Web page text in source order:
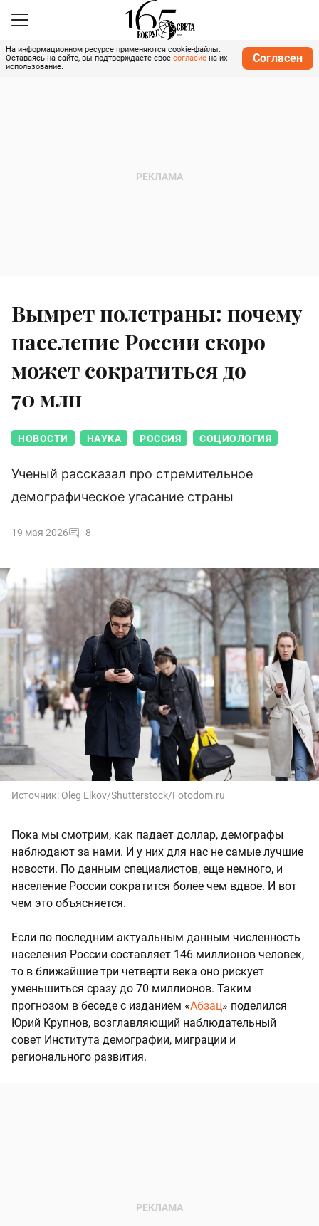
На информационном ресурсе применяются cookie-файлы.
Оставаясь на сайте, вы подтверждаете свое согласие на их
использование.
Согласен
Вымрет полстраны: почему
население России скоро
может сократиться до
70 млн
НОВОСТИ НАУКА РОССИЯ СОЦИОЛОГИЯ
Ученый рассказал про стремительное
демографическое угасание страны
19 мая 2026 8
Источник: Oleg Elkov/Shutterstock/Fotodom.ru
Пока мы смотрим, как падает доллар, демографы
наблюдают за нами. И у них для нас не самые лучшие
новости. По данным специалистов, еще немного, и
население России сократится более чем вдвое. И вот
чем это объясняется.
Если по последним актуальным данным численность
населения России составляет 146 миллионов человек,
то в ближайшие три четверти века оно рискует
уменьшиться сразу до 70 миллионов. Таким
прогнозом в беседе с изданием «Абзац» поделился
Юрий Крупнов, возглавляющий наблюдательный
совет Института демографии, миграции и
регионального развития.